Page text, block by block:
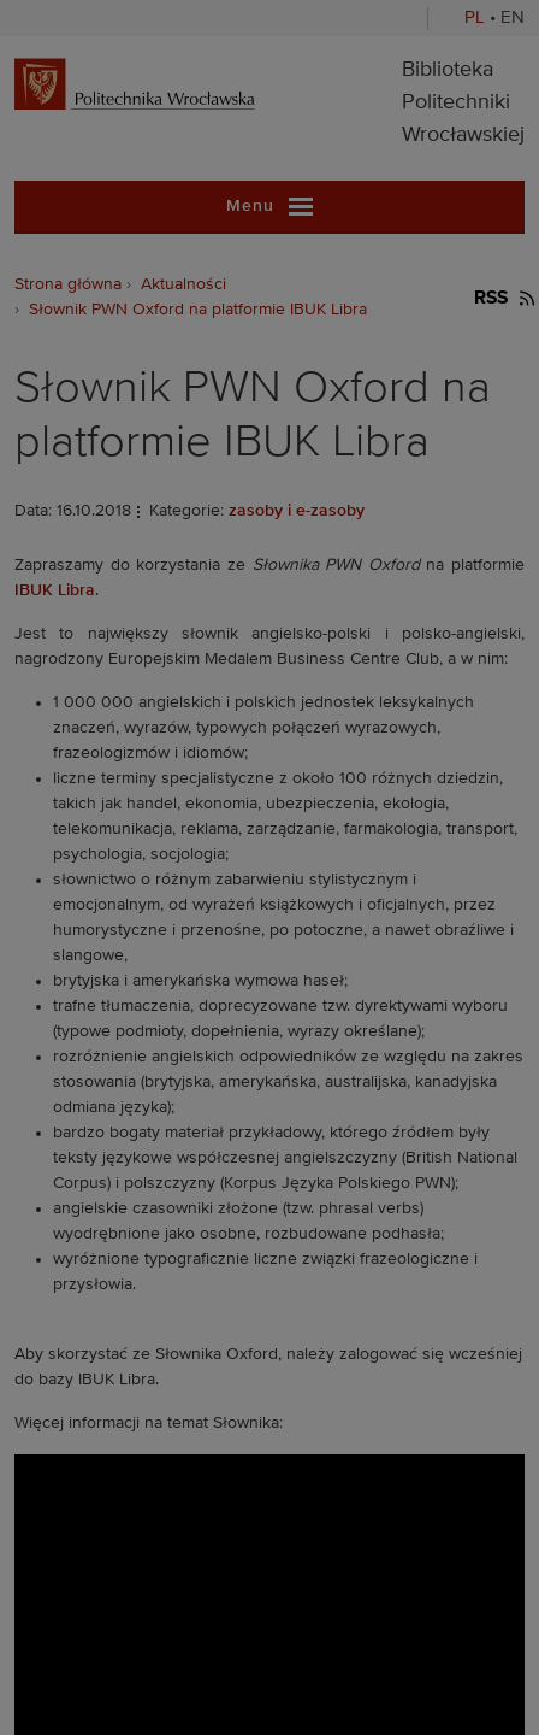
PL • EN
Biblioteka
Biblioteka
Politechniki
Wrocławskiej
Menu
Strona główna
Aktualności
Słownik PWN Oxford na platformie IBUK Libra
RSS
Słownik PWN Oxford na
platformie IBUK Libra
Data: 16.10.2018 Kategorie: zasoby i e-zasoby
Zapraszamy do korzystania ze Słownika PWN Oxfordna platformie
IBUK Libra.
Jest to największy słownik angielsko-polski i polsko-angielski,
nagrodzony Europejskim Medalem Business Centre Club, a w nim:
1 000 000 angielskich i polskich jednostek leksykalnych
znaczeń, wyrazów, typowych połączeń wyrazowych,
frazeologizmów i idiomów;
liczne terminy specjalistyczne z około 100 różnych dziedzin,
takich jak handel, ekonomia, ubezpieczenia, ekologia,
telekomunikacja, reklama, zarządzanie, farmakologia, transport,
psychologia, socjologia;
słownictwo o różnym zabarwieniu stylistycznym i
emocjonalnym, od wyrażeń książkowych i oficjalnych, przez
humorystyczne i przenośne, po potoczne, a nawet obraźliwe i
slangowe,
brytyjska i amerykańska wymowa haseł;
trafne tłumaczenia, doprecyzowane tzw. dyrektywami wyboru
(typowe podmioty, dopełnienia, wyrazy określane);
rozróżnienie angielskich odpowiedników ze względu na zakres
stosowania (brytyjska, amerykańska, australijska, kanadyjska
odmiana języka);
bardzo bogaty materiał przykładowy, którego źródłem były
teksty językowe współczesnej angielszczyzny (British National
Corpus) i polszczyzny (Korpus Języka Polskiego PWN);
angielskie czasowniki złożone (tzw. phrasal verbs)
wyodrębnione jako osobne, rozbudowane podhasła;
wyróżnione typograficznie liczne związki frazeologiczne i
przysłowia.
Aby skorzystać ze Słownika Oxford, należy zalogować się wcześniej
do bazy IBUK Libra.
Więcej informacji na temat Słownika: